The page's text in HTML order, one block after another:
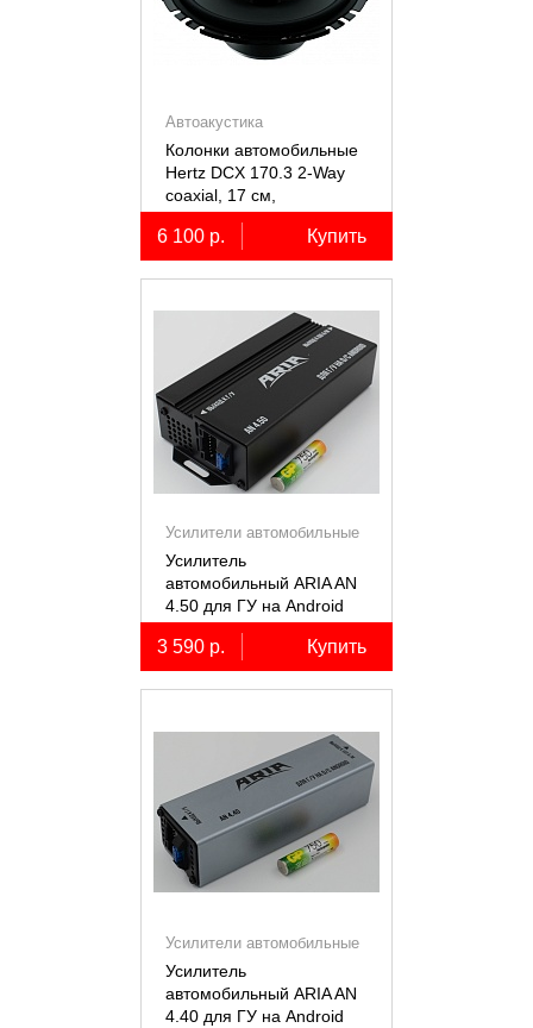
Автоакустика
Колонки автомобильные
Hertz DCX 170.3 2-Way
coaxial, 17 см,
коаксиальные
двухполосные, 2 шт.
6 100 р. Купить
Усилители автомобильные
Усилитель
автомобильный ARIA AN
4.50 для ГУ на Android
3 590 р. Купить
Усилители автомобильные
Усилитель
автомобильный ARIA AN
4.40 для ГУ на Android